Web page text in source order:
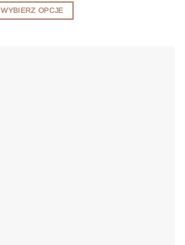
od
79 zł
WYBIERZ OPCJE